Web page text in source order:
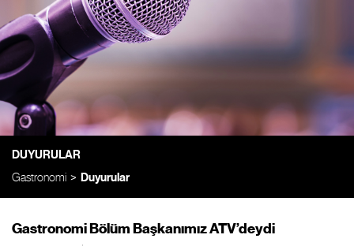
DUYURULAR
Gastronomi Duyurular
Gastronomi Bölüm Başkanımız ATV’deydi